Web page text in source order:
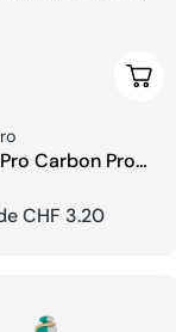
Carbon Pro
CHF 3.20